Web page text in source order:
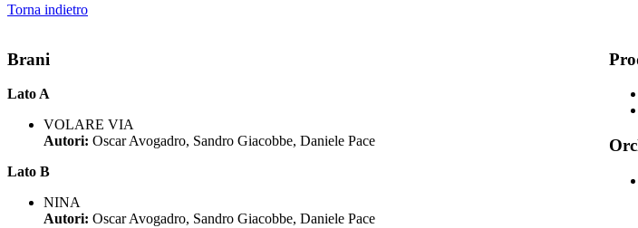
Torna indietro
Brani
Lato A
VOLARE VIA
Autori: Oscar Avogadro, Sandro Giacobbe, Daniele Pace
Lato B
NINA
Autori: Oscar Avogadro, Sandro Giacobbe, Daniele Pace